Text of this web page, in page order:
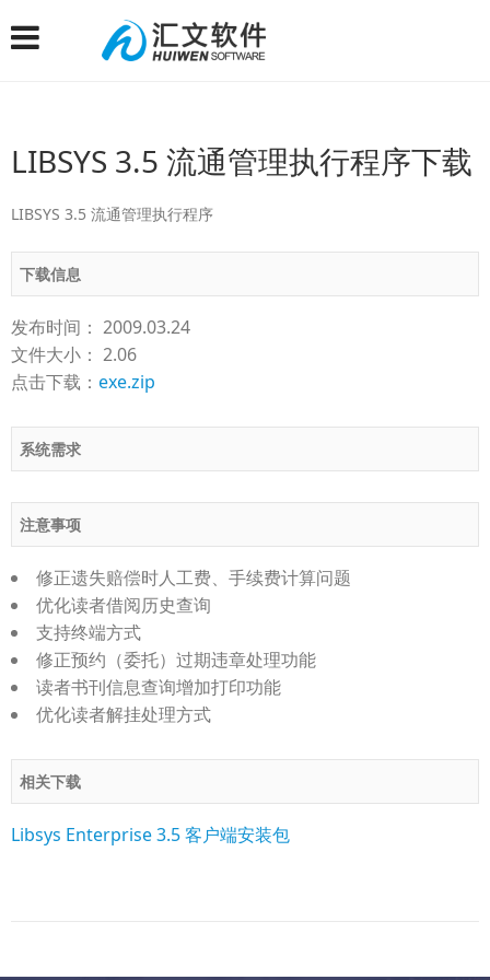
LIBSYS 3.5 流通管理执行程序下载
LIBSYS 3.5 流通管理执行程序
下载信息
发布时间： 2009.03.24
文件大小： 2.06
点击下载： exe.zip
系统需求
注意事项
修正遗失赔偿时人工费、手续费计算问题
优化读者借阅历史查询
支持终端方式
修正预约（委托）过期违章处理功能
读者书刊信息查询增加打印功能
优化读者解挂处理方式
相关下载
Libsys Enterprise 3.5 客户端安装包